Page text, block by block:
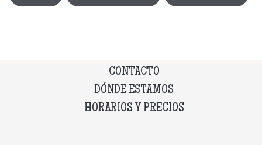
CONTACTO
DÓNDE ESTAMOS
HORARIOS Y PRECIOS